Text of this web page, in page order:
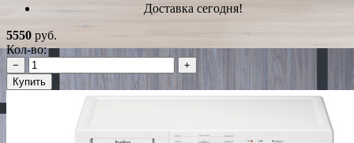
Доставка сегодня!
5550 руб.
Кол-во:
−
+
Купить